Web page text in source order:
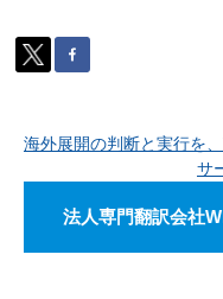
海外展開の判断と実行を
サ
法人専門翻訳会社